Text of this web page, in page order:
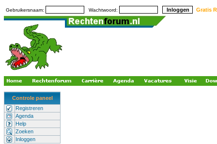
Gebruikersnaam: Wachtwoord: Gratis
Controle paneel
Registreren
Agenda
Help
Zoeken
Inloggen